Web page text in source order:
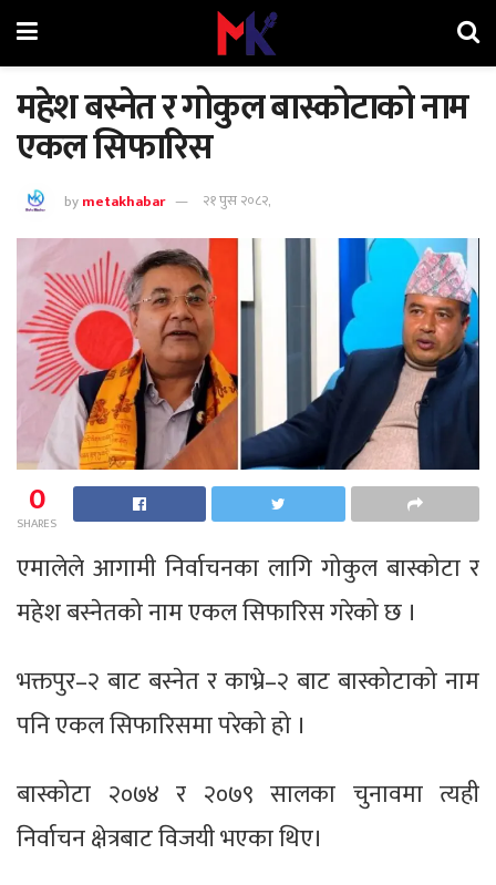
महेश बस्नेत र गोकुल बास्कोटाको नाम
एकल सिफारिस
bymetakhabar २१ पुस २०८२,
0
SHARES
एमालेले आगामी निर्वाचनका लागि गोकुल बास्कोटा र
महेश बस्नेतको नाम एकल सिफारिस गरेको छ ।
भक्तपुर–२ बाट बस्नेत र काभ्रे–२ बाट बास्कोटाको नाम
पनि एकल सिफारिसमा परेको हो ।
बास्कोटा २०७४ र २०७९ सालका चुनावमा त्यही
निर्वाचन क्षेत्रबाट विजयी भएका थिए।